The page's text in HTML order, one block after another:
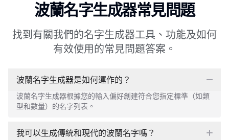
波蘭名字生成器常見問題
找到有關我們的名字生成器工具、功能及如何
有效使用的常見問題答案。
波蘭名字生成器是如何運作的？
波蘭名字生成器根據您的輸入偏好創建符合您指定標準（如類
型和數量）的名字列表。
我可以生成傳統和現代的波蘭名字嗎？